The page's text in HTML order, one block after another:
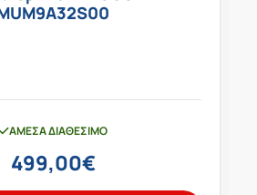
ΆΜΕΣΑ ΔΙΑΘΈΣΙΜΟ
499,00€